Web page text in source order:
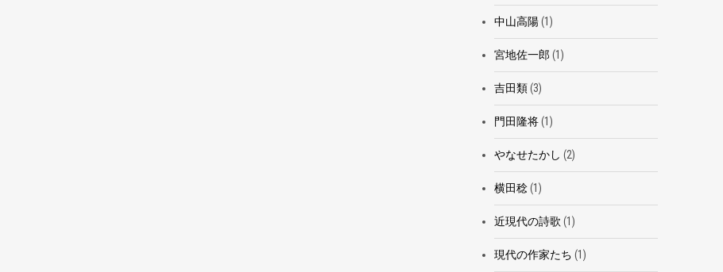
中山高陽(1)
宮地佐一郎 (1)
吉田類(3)
門田隆将(1)
やなせたかし (2)
横田稔(1)
近現代の詩歌 (1)
現代の作家たち (1)